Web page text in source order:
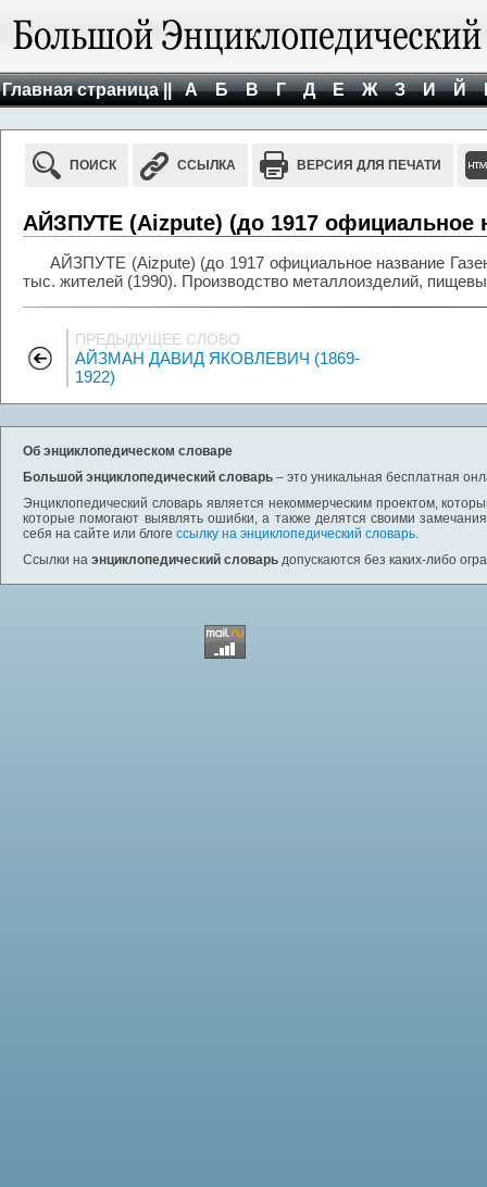
Главная страница || А Б В Г Д Е Ж З И Й
ПОИСК ССЫЛКА ВЕРСИЯ ДЛЯ ПЕЧАТИ
АЙЗПУТЕ (Aizpute) (до 1917 официальное
АЙЗПУТЕ (Aizpute) (до 1917 официальное название
тыс. жителей (1990). Производство металлоизделий,
ПРЕДЫДУЩЕЕ СЛОВО
АЙЗМАН ДАВИД ЯКОВЛЕВИЧ (1869-
1922)
Об энциклопедическом словаре
Большой энциклопедический словарь – это уникальная бесплатная
Энциклопедический словарь является некоммерческим проектом,
которые помогают выявлять ошибки, а также делятся своими
себя на сайте или блоге ссылку на энциклопедический словарь.
Ссылки на энциклопедический словарь допускаются без каких-либо